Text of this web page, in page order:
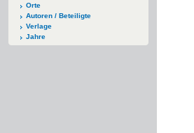
Orte
Autoren / Beteiligte
Verlage
Jahre